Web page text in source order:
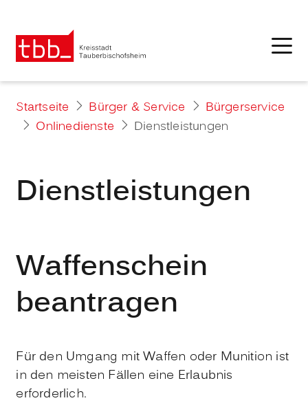
Startseite Bürger & Service
Bürgerservice
Onlinedienste
Dienstleistungen
Dienstleistungen
Waffenschein
beantragen
Für den Umgang mit Waffen oder Munition ist
in den meisten Fällen eine Erlaubnis
erforderlich.